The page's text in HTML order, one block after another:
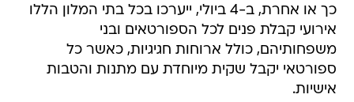
כך או אחרת, ב-4 ביולי, ייערכו בכל בתי המלון הללו
אירועי קבלת פנים לכל הספורטאים ובני
משפחותיהם, כולל ארוחות חגיגיות, כאשר כל
ספורטאי יקבל שקית מיוחדת עם מתנות והטבות
אישיות.